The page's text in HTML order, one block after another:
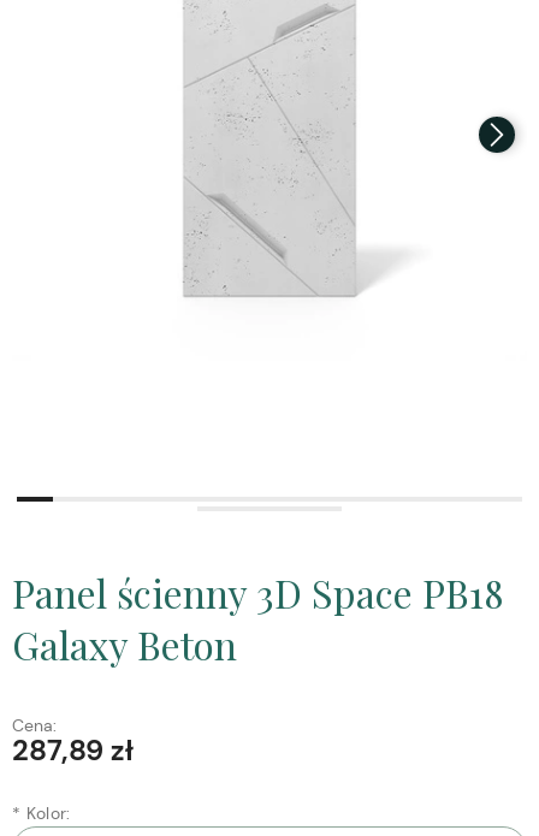
Panel ścienny 3D Space PB18
Galaxy Beton
Cena:
287,89 zł
* Kolor: